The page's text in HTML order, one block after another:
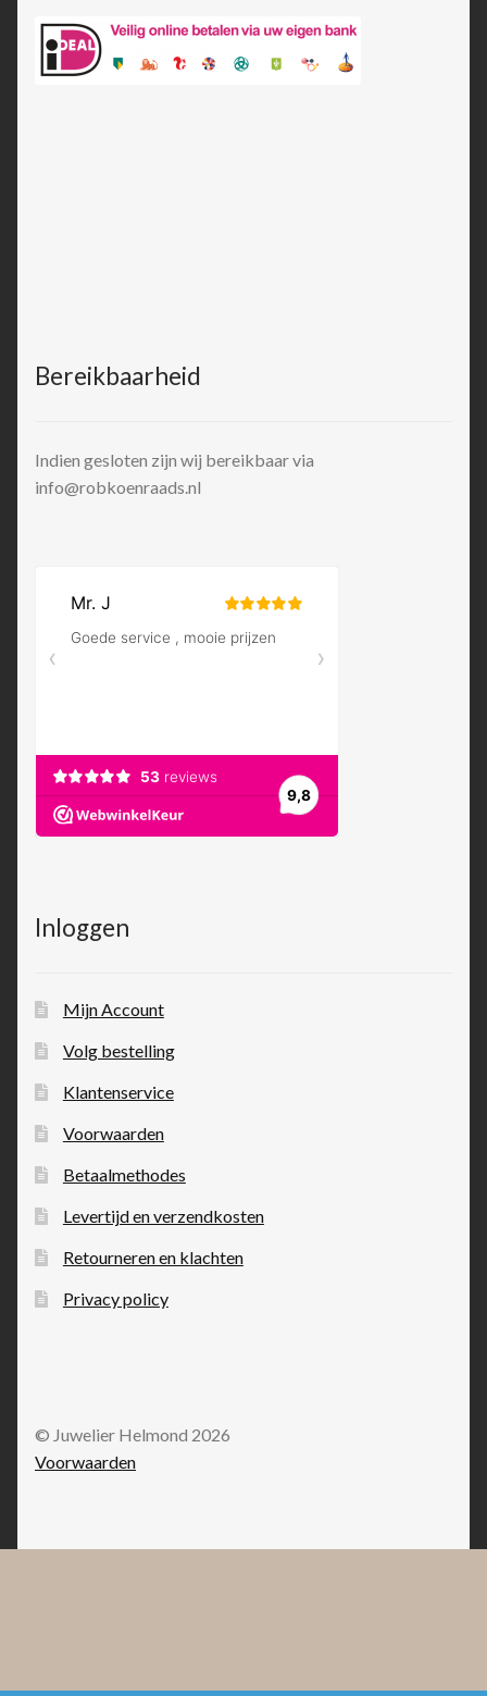
Bereikbaarheid
Indien gesloten zijn wij bereikbaar via
info@robkoenraads.nl
Inloggen
Mijn Account
Volg bestelling
Klantenservice
Voorwaarden
Betaalmethodes
Levertijd en verzendkosten
Retourneren en klachten
Privacy policy
© Juwelier Helmond 2026
Voorwaarden